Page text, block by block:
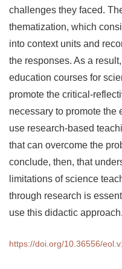
challenges they faced.
thematization, which
into context units and
the responses. As a
education courses for
promote the critical-
necessary to promote the
use research-based
that can overcome the
conclude, then, that
limitations of science
through research is
use this didactic approach.
https://doi.org/10.36556/